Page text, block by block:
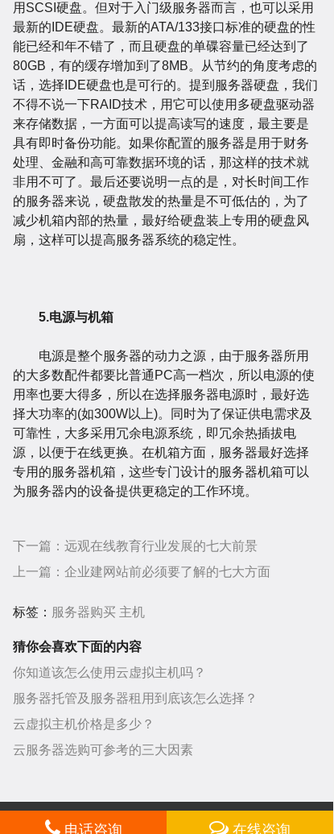
用SCSI硬盘。但对于入门级服务器而言，也可以采用
最新的IDE硬盘。最新的ATA/133接口标准的硬盘的性
能已经和年不错了，而且硬盘的单碟容量已经达到了
80GB，有的缓存增加到了8MB。从节约的角度考虑的
话，选择IDE硬盘也是可行的。提到服务器硬盘，我们
不得不说一下RAID技术，用它可以使用多硬盘驱动器
来存储数据，一方面可以提高读写的速度，最主要是
具有即时备份功能。如果你配置的服务器是用于财务
处理、金融和高可靠数据环境的话，那这样的技术就
非用不可了。最后还要说明一点的是，对长时间工作
的服务器来说，硬盘散发的热量是不可低估的，为了
减少机箱内部的热量，最好给硬盘装上专用的硬盘风
扇，这样可以提高服务器系统的稳定性。
5.电源与机箱
电源是整个服务器的动力之源，由于服务器所用
的大多数配件都要比普通PC高一档次，所以电源的使
用率也要大得多，所以在选择服务器电源时，最好选
择大功率的(如300W以上)。同时为了保证供电需求及
可靠性，大多采用冗余电源系统，即冗余热插拔电
源，以便于在线更换。在机箱方面，服务器最好选择
专用的服务器机箱，这些专门设计的服务器机箱可以
为服务器内的设备提供更稳定的工作环境。
下一篇： 远观在线教育行业发展的七大前景
上一篇： 企业建网站前必须要了解的七大方面
标签： 服务器购买 主机
猜你会喜欢下面的内容
你知道该怎么使用云虚拟主机吗？
服务器托管及服务器租用到底该怎么选择？
云虚拟主机价格是多少？
云服务器选购可参考的三大因素
关于摩恩|联系方式|支付方式 | 服务热线：021-61984272
电话咨询 在线咨询